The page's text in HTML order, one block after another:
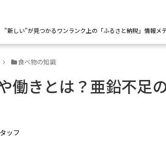
"新しい"が見つかるワンランク上の「ふるさと納税」情報メ
食べ物の知識
働きとは？亜鉛不足
ッフ